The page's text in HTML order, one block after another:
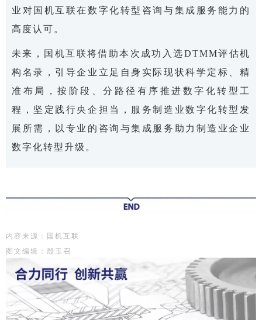
业对国机互联在数字化转型咨询与集成服务能力的
高度认可。
未来，国机互联将借助本次成功入选DTMM评估机
构名录，引导企业立足自身实际现状科学定标、精
准布局，按阶段、分路径有序推进数字化转型工
程，坚定践行央企担当，服务制造业数字化转型发
展所需，以专业的咨询与集成服务助力制造业企业
数字化转型升级。
内 容来源：国机互联
图文编辑：殷玉召